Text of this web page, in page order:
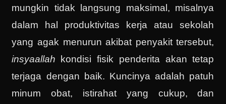
mungkin tidak langsung maksimal, misalnya
dalam hal produktivitas kerja atau sekolah
yang agak menurun akibat penyakit tersebut,
insyaallah kondisi fisik penderita akan tetap
terjaga dengan baik. Kuncinya adalah patuh
minum obat, istirahat yang cukup, dan